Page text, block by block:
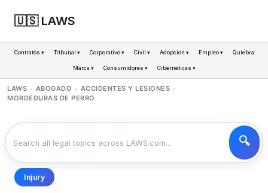
🇺🇸 LAWS
Contratos ▾ Tribunal ▾ Corporativo ▾ Civil ▾ Adopcion ▾ Empleo ▾ Quiebra
Marca ▾ Consumidores ▾ Cibernéticas ▾
LAWS > ABOGADO > ACCIDENTES Y LESIONES >
MORDEDURAS DE PERRO
Injury